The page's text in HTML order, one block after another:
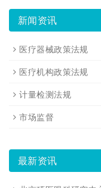
新闻资讯
医疗器械政策法规
医疗机构政策法规
计量检测法规
市场监督
最新资讯